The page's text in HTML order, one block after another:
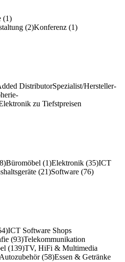
(1)
(2)Konferenz (1)
DistributorSpezialist/Hersteller-
zu Tiefstpreisen
Büromöbel (1)Elektronik (35)ICT
(21)Software (76)
ICT Software Shops
(93)Telekommunikation
(139)TV, HiFi & Multimedia
Autozubehör (58)Essen & Getränke